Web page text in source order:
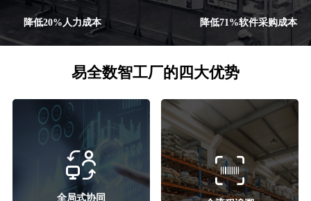
降低20%人力成本 降低71%软件采购成本
易全数智工厂的四大优势
全局式协同